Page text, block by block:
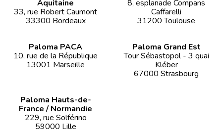
Aquitaine
33, rue Robert Caumont
33300 Bordeaux
8, esplanade Compans
Caffarelli
31200 Toulouse
Paloma PACA
10, rue de la République
13001 Marseille
Paloma Grand Est
Tour Sébastopol - 3 quai
Kléber
67000 Strasbourg
Paloma Hauts-de-
France / Normandie
229, rue Solférino
59000 Lille